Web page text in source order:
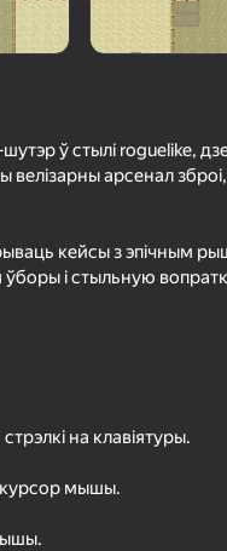
71
4,3
ў стылі roguelike,
велізарны арсенал
кейсы з эпічным
ўборы і стыльную
на клавіятуры.
курсор мышы.